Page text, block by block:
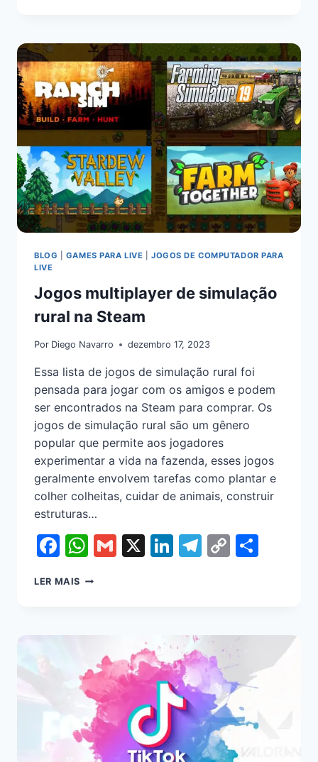
BLOG GAMES PARA LIVE |JOGOS DE COMPUTADOR PARA
LIVE
Jogos multiplayer de simulação
rural na Steam
Por Diego Navarro dezembro 17, 2023
Essa lista de jogos de simulação rural foi
pensada para jogar com os amigos e podem
ser encontrados na Steam para comprar. Os
jogos de simulação rural são um gênero
popular que permite aos jogadores
experimentar a vida na fazenda, esses jogos
geralmente envolvem tarefas como plantar e
colher colheitas, cuidar de animais, construir
estruturas…
Facebook
WhatsApp
Gmail
X LinkedIn
Telegram
Copy
LER MAIS